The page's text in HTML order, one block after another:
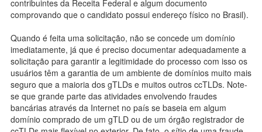
contribuintes da Receita Federal e algum documento
comprovando que o candidato possui endereço físico no Brasil).
Quando é feita uma solicitação, não se concede um domínio
imediatamente, já que é preciso documentar adequadamente a
solicitação para garantir a legitimidade do processo com isso os
usuários têm a garantia de um ambiente de domínios muito mais
seguro que a maioria dos gTLDs e muitos outros ccTLDs. Note-
se que grande parte das atividades envolvendo fraudes
bancárias através da Internet no país se baseia em algum
domínio comprado de um gTLD ou de um órgão registrador de